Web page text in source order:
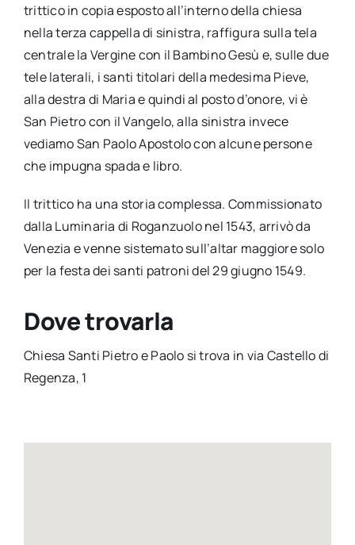
trittico in copia esposto all’interno della chiesa
nella terza cappella di sinistra, raffigura sulla tela
centrale la Vergine con il Bambino Gesù e, sulle due
tele laterali, i santi titolari della medesima Pieve,
alla destra di Maria e quindi al posto d’onore, vi è
San Pietro con il Vangelo, alla sinistra invece
vediamo San Paolo Apostolo con alcune persone
che impugna spada e libro.
Il trittico ha una storia complessa. Commissionato
dalla Luminaria di Roganzuolo nel 1543, arrivò da
Venezia e venne sistemato sull’altar maggiore solo
per la festa dei santi patroni del 29 giugno 1549.
Dove trovarla
Chiesa Santi Pietro e Paolo si trova in via Castello di
Regenza, 1